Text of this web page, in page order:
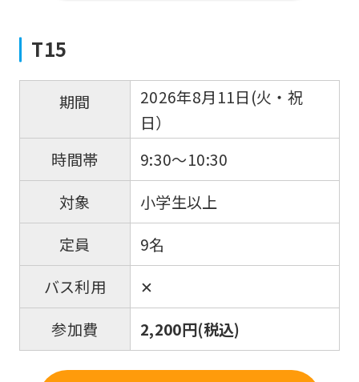
T15
期間
2026年8月11日(火・祝
日）
時間帯
9:30～10:30
対象
小学生以上
定員
9名
バス利用
✕
参加費
2,200円(税込)